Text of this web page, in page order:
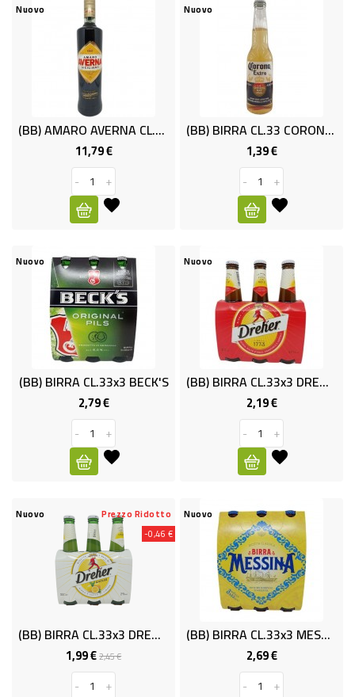
PRODOTTI
CONDIRE
DOLCIARIO
PRODOTTI
RICORRENZE
PASQUALI
PREPARATI
ALIMENTI
INFANZIA
PASTA,
RISO
E
DIETETICO
NATURALI
ALIMENTI
CONSERVATI
CASA
INSETTICIDI
Nuovo
(BB) AMARO AVERNA CL.70 .
11,79 €Prezzo
-
+
Nuovo
(BB) BIRRA CL.33 CORONA EXTRA
1,39 €Prezzo
-
+
Nuovo
(BB) BIRRA CL.33x3 BECK'S
2,79 €Prezzo
-
+
Nuovo
(BB) BIRRA CL.33x3 DREHER
2,19 €Prezzo
-
+
Nuovo
-0,46 €
Prezzo Ridotto
(BB) BIRRA CL.33x3 DREHER LEMON
1,99 €Prezzo
base
2,45 €Prezzo
-
+
Nuovo
(BB) BIRRA CL.33x3 MESSINA
2,69 €Prezzo
-
+